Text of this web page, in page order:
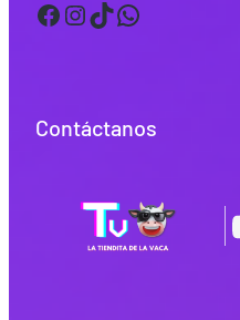
Facebook InstagramTikTok WhatsApp
Contáctanos